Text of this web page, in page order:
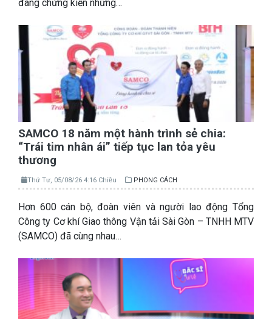
đang chứng kiến những…
SAMCO 18 năm một hành trình sẻ chia:
“Trái tim nhân ái” tiếp tục lan tỏa yêu
thương
Thứ Tư, 05/08/26 4:16 Chiều PHONG CÁCH
Hơn 600 cán bộ, đoàn viên và người lao động Tổng
Công ty Cơ khí Giao thông Vận tải Sài Gòn – TNHH MTV
(SAMCO) đã cùng nhau…